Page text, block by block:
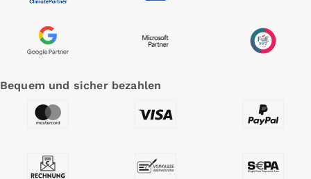
Bequem und sicher bezahlen